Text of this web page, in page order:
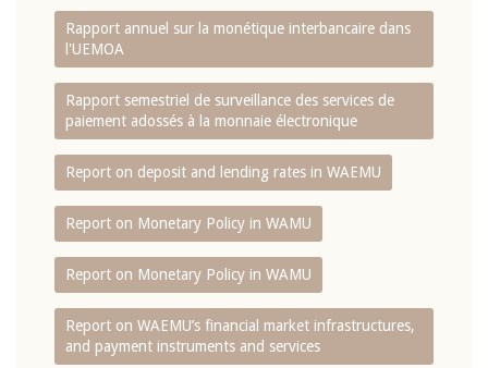
Rapport annuel sur la monétique interbancaire dans
l'UEMOA
Rapport semestriel de surveillance des services de
paiement adossés à la monnaie électronique
Report on deposit and lending rates in WAEMU
Report on Monetary Policy in WAMU
Report on Monetary Policy in WAMU
Report on WAEMU’s financial market infrastructures,
and payment instruments and services